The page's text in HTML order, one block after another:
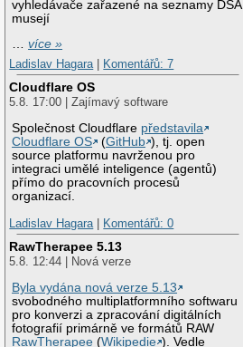
vyhledávače zařazené na seznamy DSA
musejí
…více »
Ladislav Hagara
Komentářů: 7
Cloudflare OS
5.8. 17:00 | Zajímavý software
Společnost Cloudflare představila
Cloudflare OS
(GitHub ), tj. open
source platformu navrženou pro
integraci umělé inteligence (agentů)
přímo do pracovních procesů
organizací.
Ladislav Hagara
Komentářů: 0
RawTherapee 5.13
5.8. 12:44 | Nová verze
Byla vydána nová verze 5.13
svobodného multiplatformního softwaru
pro konverzi a zpracování digitálních
fotografií primárně ve formátů RAW
RawTherapee (Wikipedie ). Vedle